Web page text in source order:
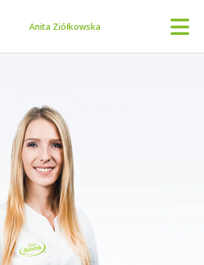
Anita Ziółkowska